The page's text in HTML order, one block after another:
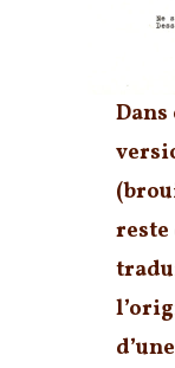
reste